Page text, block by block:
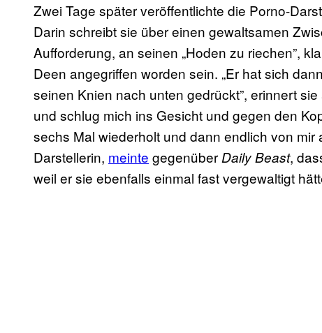
Zwei Tage später veröffentlichte die Porno-
Darin schreibt sie über einen gewaltsamen
Aufforderung, an seinen „Hoden zu riechen”,
Deen angegriffen worden sein. „Er hat sich
seinen Knien nach unten gedrückt”, erinnert
und schlug mich ins Gesicht und gegen den
sechs Mal wiederholt und dann endlich von mir
Darstellerin, meinte gegenüberDaily Beast,
weil er sie ebenfalls einmal fast vergewaltigt